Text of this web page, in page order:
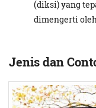
(diksi) yang
dimengerti
Jenis dan